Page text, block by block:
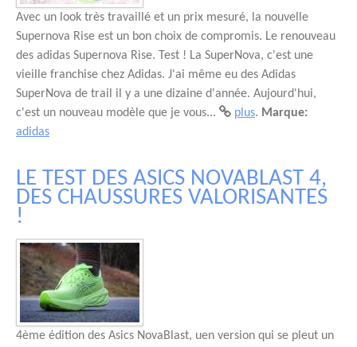
Avec un look très travaillé et un prix mesuré, la nouvelle
Supernova Rise est un bon choix de compromis. Le renouveau
des adidas Supernova Rise. Test ! La SuperNova, c'est une
vieille franchise chez Adidas. J'ai même eu des Adidas
SuperNova de trail il y a une dizaine d'année. Aujourd'hui,
c'est un nouveau modèle que je vous...
plus. Marque:
adidas
LE TEST DES ASICS NOVABLAST 4,
DES CHAUSSURES VALORISANTES
!
4ème édition des Asics NovaBlast, uen version qui se pleut un